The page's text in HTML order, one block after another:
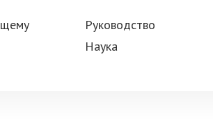
Руководство
Наука